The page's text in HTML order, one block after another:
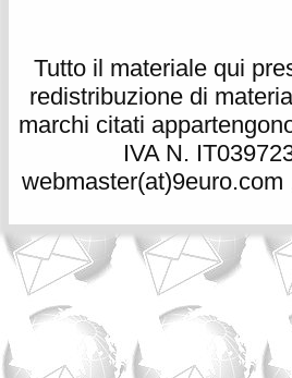
Tutto il materiale qui
redistribuzione di
marchi citati
IVA N.